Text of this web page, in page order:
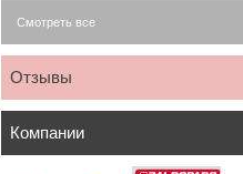
Смотреть все
Отзывы
Компании